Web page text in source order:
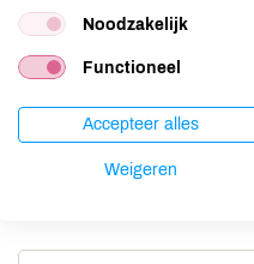
Selderij
Sesam
Weekdieren
Noodzakelijk
Functioneel
Accepteer alles
Weigeren